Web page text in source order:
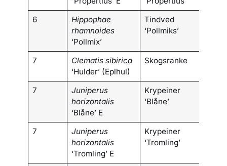
6
Hippophae
rhamnoides
‘Pollmix’
Tindved
‘Pollmiks’
7
Clematis sibirica
‘Hulder’ (Eplhul)
Skogsranke
7
Juniperus
horizontalis
‘Blåne’ E
Krypeiner
‘Blåne’
7
Juniperus
horizontalis
‘Tromling’ E
Krypeiner
‘Tromling’